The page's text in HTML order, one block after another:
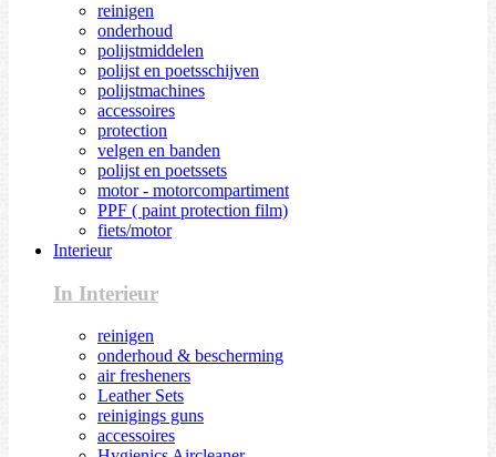
reinigen
onderhoud
polijstmiddelen
polijst en poetsschijven
polijstmachines
accessoires
protection
velgen en banden
polijst en poetssets
motor - motorcompartiment
PPF ( paint protection film)
fiets/motor
Interieur
In Interieur
reinigen
onderhoud & bescherming
air fresheners
Leather Sets
reinigings guns
accessoires